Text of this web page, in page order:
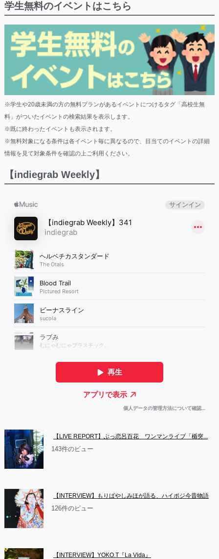
学生無料のイベントはこちら
※学生や20歳未満の方の無料プランがあるイベントにつけるタグ「高校生無
料」がついたイベントの検索結果を表示します。
※既に終わったイベントも表示されます。
※無料対象になる条件は各イベント毎に異なるので、目当てのイベントの詳細
情報を見て対象条件を確認の上ご利用ください。
【indiegrab Weekly】
【LIVE REPORT】ぶっ恋呂百花　ワンマンライブ「楯突...
143件のビュー
【INTERVIEW】もりばやしみほが語る、ハイポジ今昔物語
126件のビュー
【INTERVIEW】YOKO.T『La Vida』